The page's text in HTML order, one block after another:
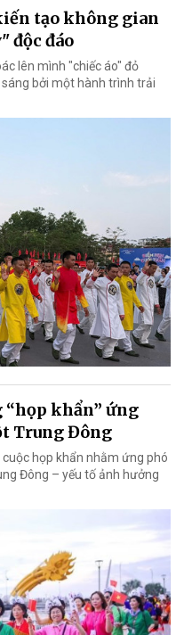
tạo không gian
độc đáo
lên mình "chiếc áo" đỏ
bởi một hành trình trải
“họp khẩn” ứng
Trung Đông
họp khẩn nhằm ứng phó
Đông – yếu tố ảnh hưởng